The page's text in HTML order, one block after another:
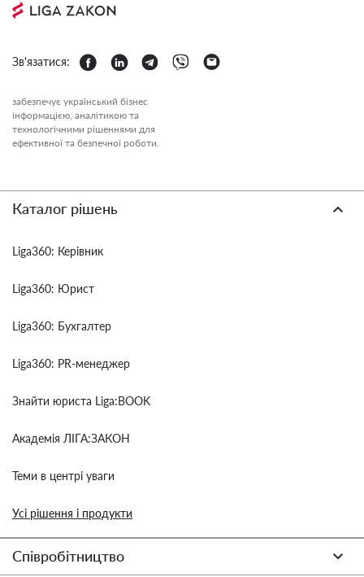
Зв'язатися:
забезпечує український бізнес
інформацією, аналітикою та
технологічними рішеннями для
ефективної та безпечної роботи.
Каталог рішень
Liga360: Керівник
Liga360: Юрист
Liga360: Бухгалтер
Liga360: PR-менеджер
Знайти юриста Liga:BOOK
Академія ЛІГА:ЗАКОН
Теми в центрі уваги
Усі рішення і продукти
Співробітництво